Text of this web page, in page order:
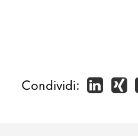
Condividi: